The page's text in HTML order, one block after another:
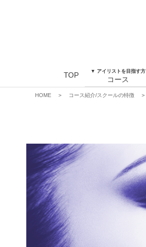
TOP ▼ アイリストを目指す方
コース
HOME > コース紹介/スクールの特徴 >